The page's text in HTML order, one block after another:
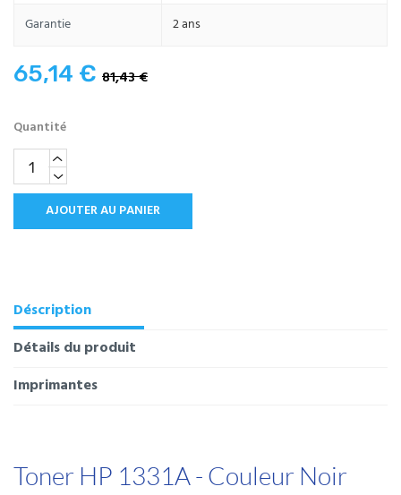
Garantie 2 ans
65,14 € 81,43 €
Quantité
AJOUTER AU PANIER
Déscription
Détails du produit
Imprimantes
Toner HP 1331A - Couleur Noir